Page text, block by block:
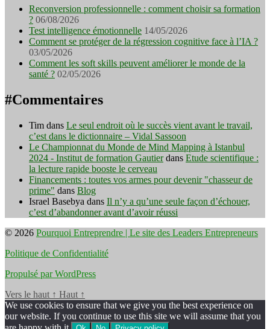
Reconversion professionnelle : comment choisir sa formation
? 06/08/2026
Test intelligence émotionnelle 14/05/2026
Comment se protéger de la régression cognitive face à l’IA ?
03/05/2026
Comment les soft skills peuvent améliorer le monde de la
santé ? 02/05/2026
#Commentaires
Tim dans Le seul endroit où le succès vient avant le travail,
c’est dans le dictionnaire – Vidal Sassoon
Le Championnat du Monde de Mind Mapping à Istanbul
2024 - Institut de formation Gautierdans Etude scientifique :
la lecture rapide booste le cerveau
Financements : toutes vos armes pour devenir "chasseur de
prime" dans Blog
Israel Basebya dans Il n’y a qu’une seule façon d’échouer,
c’est d’abandonner avant d’avoir réussi
© 2026 Pourquoi Entreprendre | Le site des Leaders Entrepreneurs
Politique de Confidentialité
Propulsé par WordPress
Vers le haut ↑ Haut ↑
We use cookies to ensure that we give you the best experience on
our website. If you continue to use this site we will assume that you